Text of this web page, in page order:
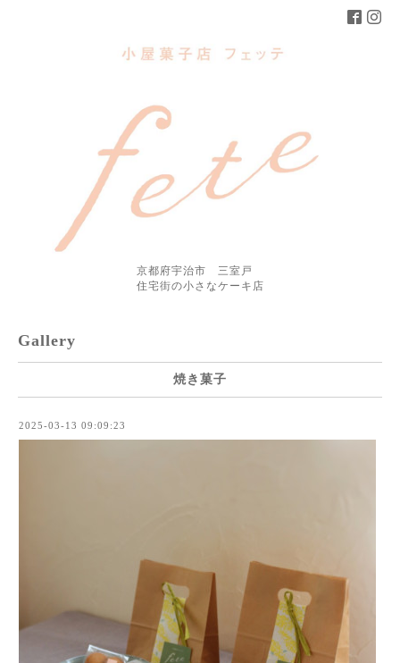
京都府宇治市 三室戸
住宅街の小さなケーキ店
Gallery
焼き菓子
2025-03-13 09:09:23